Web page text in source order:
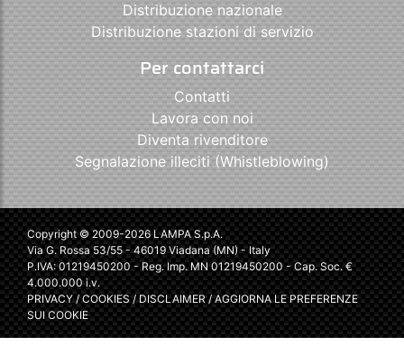
Distribuzione nazionale
Distribuzione stazioni di servizio
Per contattarci
Contatti
Lavora con noi
Diventa rivenditore
Segnalazione illeciti (Whistleblowing)
Copyright © 2009-2026 LAMPA S.p.A.
Via G. Rossa 53/55 - 46019 Viadana (MN) - Italy
P.IVA: 01219450200 - Reg. Imp. MN 01219450200 - Cap. Soc. €
4.000.000 i.v.
PRIVACY/COOKIES/DISCLAIMER/AGGIORNA LE PREFERENZE
SUI COOKIE